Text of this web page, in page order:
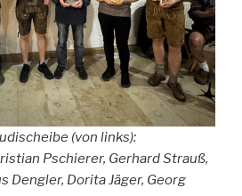
(von links):
Pschierer, Gerhard Strauß,
Dengler, Dorita Jäger, Georg